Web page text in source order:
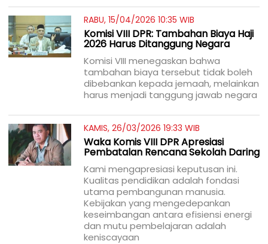
RABU, 15/04/2026 10:35 WIB
Komisi VIII DPR: Tambahan Biaya Haji
2026 Harus Ditanggung Negara
Komisi VIII menegaskan bahwa
tambahan biaya tersebut tidak boleh
dibebankan kepada jemaah, melainkan
harus menjadi tanggung jawab negara
KAMIS, 26/03/2026 19:33 WIB
Waka Komis VIII DPR Apresiasi
Pembatalan Rencana Sekolah Daring
Kami mengapresiasi keputusan ini.
Kualitas pendidikan adalah fondasi
utama pembangunan manusia.
Kebijakan yang mengedepankan
keseimbangan antara efisiensi energi
dan mutu pembelajaran adalah
keniscayaan